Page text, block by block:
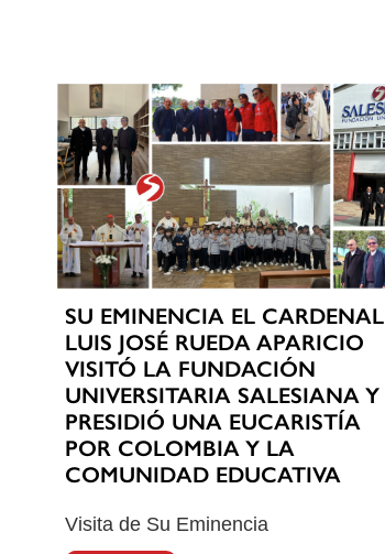
SU EMINENCIA EL CARDENAL
LUIS JOSÉ RUEDA APARICIO
VISITÓ LA FUNDACIÓN
UNIVERSITARIA SALESIANA Y
PRESIDIÓ UNA EUCARISTÍA
POR COLOMBIA Y LA
COMUNIDAD EDUCATIVA
Visita de Su Eminencia